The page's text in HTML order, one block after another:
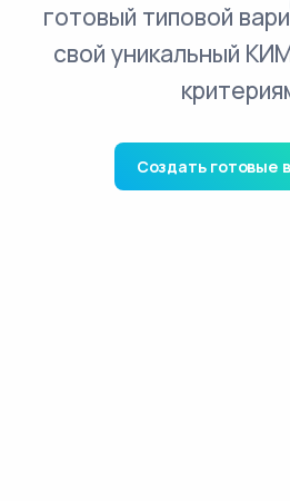
готовый типовой
свой уникальный
Создать готовые